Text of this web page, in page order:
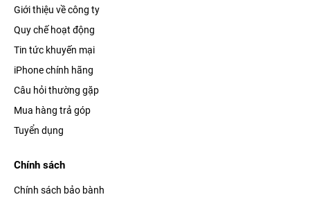
Giới thiệu về công ty
Quy chế hoạt động
Tin tức khuyến mại
iPhone chính hãng
Câu hỏi thường gặp
Mua hàng trả góp
Tuyển dụng
Chính sách
Chính sách bảo bành